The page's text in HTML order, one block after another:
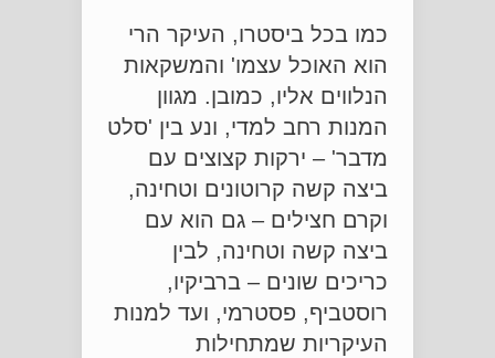
כמו בכל ביסטרו, העיקר הרי
הוא האוכל עצמו' והמשקאות
הנלווים אליו, כמובן. מגוון
המנות רחב למדי, ונע בין 'סלט
מדבר' – ירקות קצוצים עם
ביצה קשה קרוטונים וטחינה,
וקרם חצילים – גם הוא עם
ביצה קשה וטחינה, לבין
כריכים שונים – ברביקיו,
רוסטביף, פסטרמי, ועד למנות
העיקריות שמתחילות